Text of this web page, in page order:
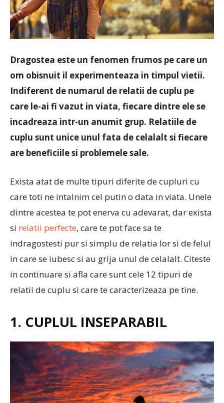
Dragostea este un fenomen frumos pe care un
om obisnuit il experimenteaza in timpul vietii.
Indiferent de numarul de relatii de cuplu pe
care le-ai fi vazut in viata, fiecare dintre ele se
incadreaza intr-un anumit grup. Relatiile de
cuplu sunt unice unul fata de celalalt si fiecare
are beneficiile si problemele sale.
Exista atat de multe tipuri diferite de cupluri cu
care toti ne intalnim cel putin o data in viata. Unele
dintre acestea te pot enerva cu adevarat, dar exista
si relatii perfecte, care te pot face sa te
indragostesti pur si simplu de relatia lor si de felul
in care se iubesc si au grija unul de celalalt. Citeste
in continuare si afla care sunt cele 12 tipuri de
relatii de cuplu si care te caracterizeaza pe tine.
1. CUPLUL INSEPARABIL